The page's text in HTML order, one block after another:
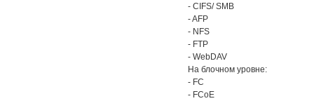
- CIFS/ SMB
- AFP
- NFS
- FTP
- WebDAV
На блочном уровне:
- FC
- FCoE